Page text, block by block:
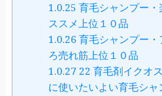
1.0.25 育毛シャンプー
ススメ上位１０品
1.0.26 育毛シャンプー
ろ売れ筋上位１０品
1.0.27 22 育毛剤イクオ
に使いたいよい育毛シ